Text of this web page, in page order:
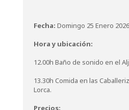
Fecha: Domingo 25 Enero 2026
Hora y ubicación:
12.00h Baño de sonido en el
13.30h Comida en las
Lorca.
Precios: